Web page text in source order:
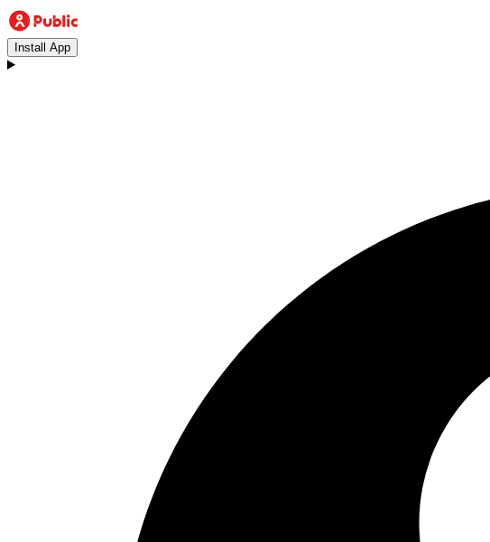
Install App